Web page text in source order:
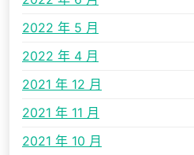
2022 年 5 月
2022 年 4 月
2021 年 12 月
2021 年 11 月
2021 年 10 月